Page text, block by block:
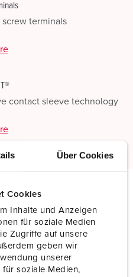
Über Cookies
Cookies
Inhalte und Anzeigen
für soziale Medien
Zugriffe auf unsere
geben wir
unserer
für soziale Medien,
screw terminals
contact sleeve technology
5887A
125 A
4 p